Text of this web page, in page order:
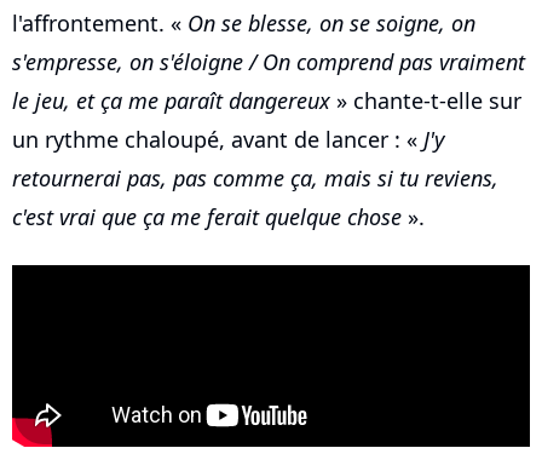
l'affrontement. « On se blesse, on se soigne, on
s'empresse, on s'éloigne / On comprend pas vraiment
le jeu, et ça me paraît dangereux » chante-t-elle sur
un rythme chaloupé, avant de lancer : « J'y
retournerai pas, pas comme ça, mais si tu reviens,
c'est vrai que ça me ferait quelque chose ».